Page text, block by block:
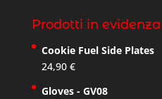
Prodotti in evidenza
Cookie Fuel Side Plates
24,90 €
Gloves - GV08